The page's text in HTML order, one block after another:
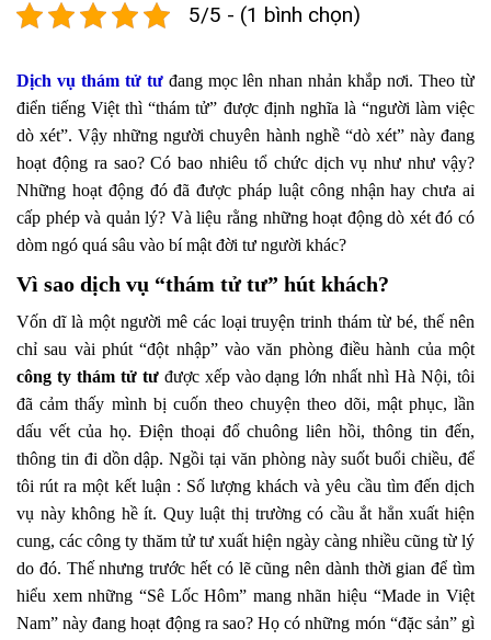
5/5 - (1 bình chọn)
Dịch vụ thám tử tư đang mọc lên nhan nhản khắp nơi. Theo từ
điển tiếng Việt thì “thám tử” được định nghĩa là “người làm việc
dò xét”. Vậy những người chuyên hành nghề “dò xét” này đang
hoạt động ra sao? Có bao nhiêu tổ chức dịch vụ như như vậy?
Những hoạt động đó đã được pháp luật công nhận hay chưa ai
cấp phép và quản lý? Và liệu rằng những hoạt động dò xét đó có
dòm ngó quá sâu vào bí mật đời tư người khác?
Vì sao dịch vụ “thám tử tư” hút khách?
Vốn dĩ là một người mê các loại truyện trinh thám từ bé, thế nên
chỉ sau vài phút “đột nhập” vào văn phòng điều hành của một
công ty thám tử tưđược xếp vào dạng lớn nhất nhì Hà Nội, tôi
đã cảm thấy mình bị cuốn theo chuyện theo dõi, mật phục, lần
dấu vết của họ. Điện thoại đổ chuông liên hồi, thông tin đến,
thông tin đi dồn dập. Ngồi tại văn phòng này suốt buổi chiều, để
tôi rút ra một kết luận : Số lượng khách và yêu cầu tìm đến dịch
vụ này không hề ít. Quy luật thị trường có cầu ắt hẳn xuất hiện
cung, các công ty thăm tử tư xuất hiện ngày càng nhiều cũng từ lý
do đó. Thế nhưng trước hết có lẽ cũng nên dành thời gian để tìm
hiểu xem những “Sê Lốc Hôm” mang nhãn hiệu “Made in Việt
Nam” này đang hoạt động ra sao? Họ có những món “đặc sản” gì